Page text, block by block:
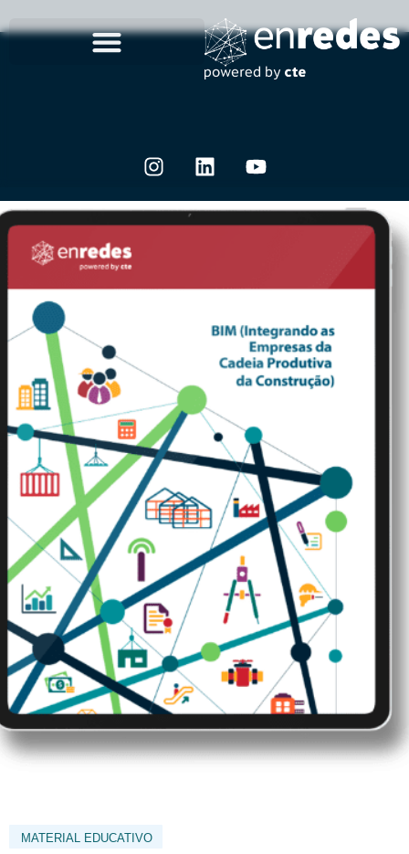
MATERIAL EDUCATIVO